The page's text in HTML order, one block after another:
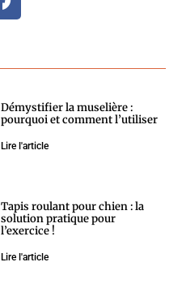
Démystifier la muselière :
pourquoi et comment l’utiliser
Lire l'article
Tapis roulant pour chien : la
solution pratique pour
l’exercice !
Lire l'article